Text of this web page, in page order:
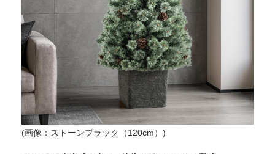
(画像：ストーンブラック（120cm）)